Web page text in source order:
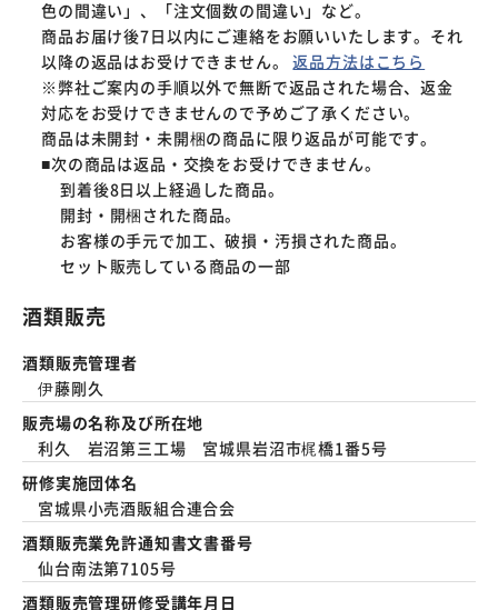
色の間違い」、「注文個数の間違い」など。
商品お届け後7日以内にご連絡をお願いいたします。それ
以降の返品はお受けできません。返品方法はこちら
※弊社ご案内の手順以外で無断で返品された場合、返金
対応をお受けできませんので予めご了承ください。
商品は未開封・未開梱の商品に限り返品が可能です。
■次の商品は返品・交換をお受けできません。
到着後8日以上経過した商品。
開封・開梱された商品。
お客様の手元で加工、破損・汚損された商品。
セット販売している商品の一部
酒類販売
酒類販売管理者
伊藤剛久
販売場の名称及び所在地
利久 岩沼第三工場 宮城県岩沼市梶橋1番5号
研修実施団体名
宮城県小売酒販組合連合会
酒類販売業免許通知書文書番号
仙台南法第7105号
酒類販売管理研修受講年月日